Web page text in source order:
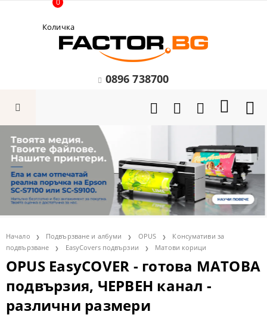
Количка
0
0896 738700
Начало Подвързване и албуми OPUS
Консумативи за
подвързване
EasyCovers подвързии Матови корици
OPUS EasyCOVER - готова МАТОВА
подвързия, ЧЕРВЕН канал -
различни размери